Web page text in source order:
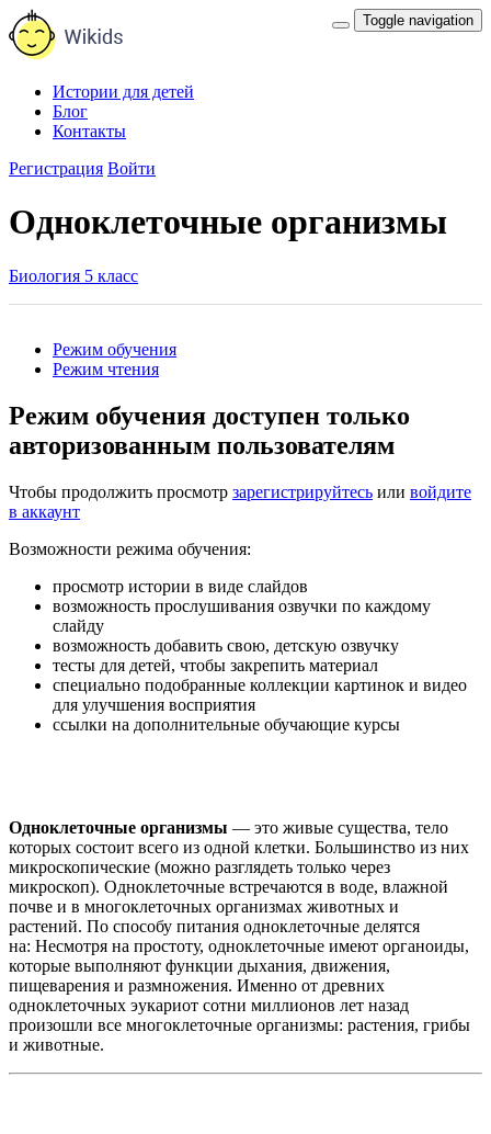
Toggle navigation
Истории для детей
Блог
Контакты
Регистрация Войти
Одноклеточные организмы
Биология 5 класс
Режим обучения
Режим чтения
Режим обучения доступен только
авторизованным пользователям
Чтобы продолжить просмотр зарегистрируйтесь или войдите
в аккаунт
Возможности режима обучения:
просмотр истории в виде слайдов
возможность прослушивания озвучки по каждому
слайду
возможность добавить свою, детскую озвучку
тесты для детей, чтобы закрепить материал
специально подобранные коллекции картинок и видео
для улучшения восприятия
ссылки на дополнительные обучающие курсы
Одноклеточные организмы — это живые существа, тело
которых состоит всего из одной клетки. Большинство из них
микроскопические (можно разглядеть только через
микроскоп). Одноклеточные встречаются в воде, влажной
почве и в многоклеточных организмах животных и
растений. По способу питания одноклеточные делятся
на: Несмотря на простоту, одноклеточные имеют органоиды,
которые выполняют функции дыхания, движения,
пищеварения и размножения. Именно от древних
одноклеточных эукариот сотни миллионов лет назад
произошли все многоклеточные организмы: растения, грибы
и животные.